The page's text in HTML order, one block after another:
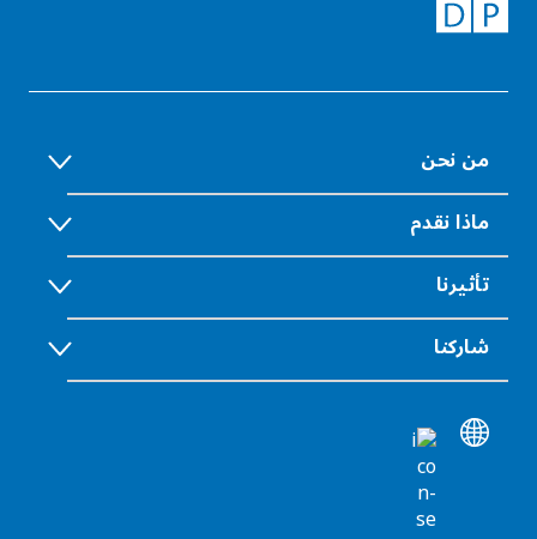
من نحن
ماذا نقدم
تأثيرنا
شاركنا